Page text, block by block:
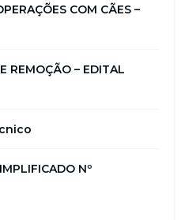
COM CÃES –
REMOÇÃO – EDITAL
Nº